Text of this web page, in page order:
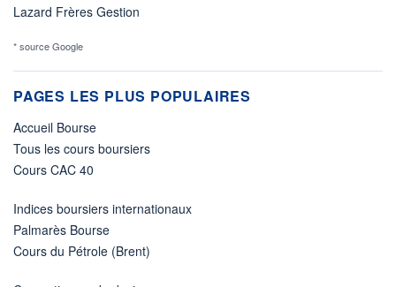
Lazard Frères Gestion
* source Google
PAGES LES PLUS POPULAIRES
Accueil Bourse
Tous les cours boursiers
Cours CAC 40
Indices boursiers internationaux
Palmarès Bourse
Cours du Pétrole (Brent)